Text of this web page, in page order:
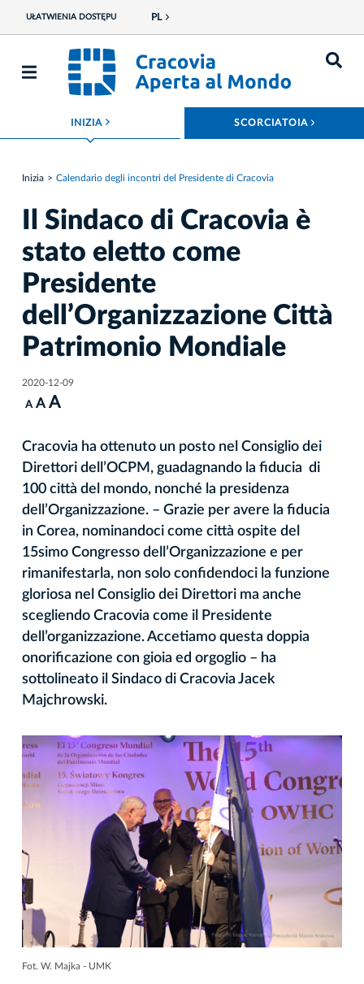
UŁATWIENIA DOSTĘPU PL
INIZIA ROZWIŃ MENU SCORCIATOIA
Inizia Calendario degli incontri del Presidente di Cracovia
Il Sindaco di Cracovia è
stato eletto come
Presidente
dell’Organizzazione Città
Patrimonio Mondiale
2020-12-09
A A A
Cracovia ha ottenuto un posto nel Consiglio dei
Direttori dell’OCPM, guadagnando la fiducia di
100 città del mondo, nonché la presidenza
dell’Organizzazione. – Grazie per avere la fiducia
in Corea, nominandoci come città ospite del
15simo Congresso dell’Organizzazione e per
rimanifestarla, non solo confidendoci la funzione
gloriosa nel Consiglio dei Direttori ma anche
scegliendo Cracovia come il Presidente
dell’organizzazione. Accetiamo questa doppia
onorificazione con gioia ed orgoglio – ha
sottolineato il Sindaco di Cracovia Jacek
Majchrowski.
Fot. W. Majka - UMK